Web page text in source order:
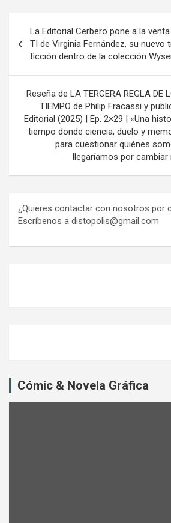
de
entradas
La Editorial Cerbero pone a la venta
TI de Virginia Fernández, su nuevo
ficción dentro de la colección
Reseña de LA TERCERA REGLA DE
TIEMPO de Philip Fracassi y
Editorial (2025) | Ep. 2×29 | «Una
tiempo donde ciencia, duelo y
para cuestionar quiénes
llegaríamos por
¿Quieres contactar con nosotros por
Escríbenos a distopolis@gmail.com
Cómic & Novela Gráfica